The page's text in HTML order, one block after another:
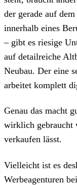
der gerade auf
innerhalb eines
– gibt es riesige
auf detailreiche
Neubau. Der eine
arbeitet komplett
Genau das macht
wirklich gebraucht
verkaufen lässt.
Vielleicht ist es
Werbeagenturen